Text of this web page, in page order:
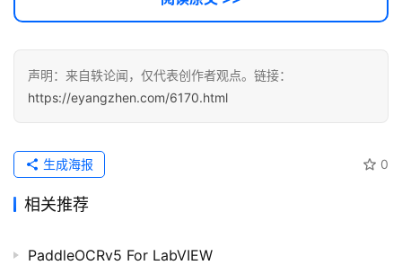
声明：来自轶论闻，仅代表创作者观点。链接：
https://eyangzhen.com/6170.html
0
生成海报
相关推荐
PaddleOCRv5 For LabVIEW